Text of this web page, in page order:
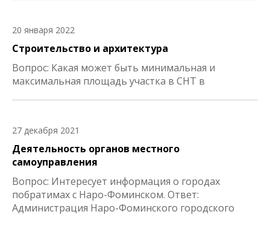
20 января 2022
Строительство и архитектура
Вопрос: Какая может быть минимальная и
максимальная площадь участка в СНТ в
27 декабря 2021
Деятельность органов местного
самоуправления
Вопрос: Интересует информация о городах
побратимах с Наро-Фоминском. Ответ:
Администрация Наро-Фоминского городского